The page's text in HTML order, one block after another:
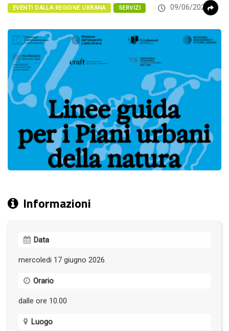
EVENTI DALLA REGIONE URBANA SERVIZI 09/06/2026
Informazioni
Data
mercoledi 17 giugno 2026
Orario
dalle ore 10.00
Luogo